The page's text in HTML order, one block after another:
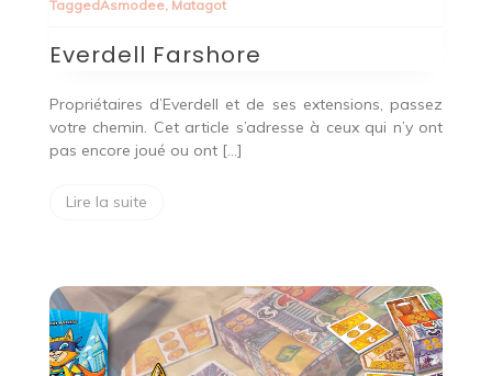
TaggedAsmodee, Matagot
Everdell Farshore
Propriétaires d’Everdell et de ses extensions, passez
votre chemin. Cet article s’adresse à ceux qui n’y ont
pas encore joué ou ont […]
Lire la suite